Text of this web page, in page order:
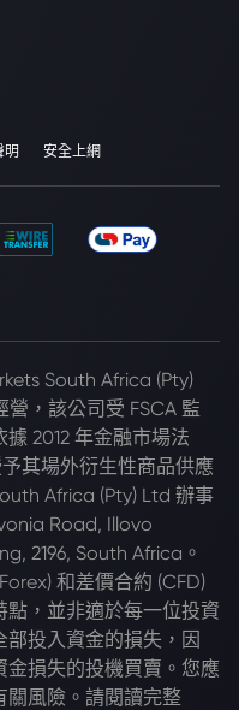
明 安全上網
South Africa (Pty)
營，該公司受 FSCA 監
2012 年金融市場法
其場外衍生性商品供應
Africa (Pty) Ltd 辦事
Road, Illovo
2196, South Africa。
和差價合約 (CFD)
，並非適於每一位投資
投入資金的損失，因
金損失的投機買賣。您應
關風險。請閱讀完整